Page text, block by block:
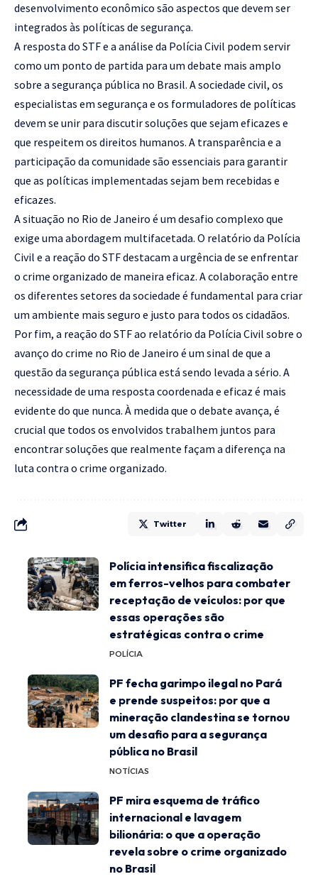
desenvolvimento econômico são aspectos que devem ser
integrados às políticas de segurança.
A resposta do STF e a análise da Polícia Civil podem servir
como um ponto de partida para um debate mais amplo
sobre a segurança pública no Brasil. A sociedade civil, os
especialistas em segurança e os formuladores de políticas
devem se unir para discutir soluções que sejam eficazes e
que respeitem os direitos humanos. A transparência e a
participação da comunidade são essenciais para garantir
que as políticas implementadas sejam bem recebidas e
eficazes.
A situação no Rio de Janeiro é um desafio complexo que
exige uma abordagem multifacetada. O relatório da Polícia
Civil e a reação do STF destacam a urgência de se enfrentar
o crime organizado de maneira eficaz. A colaboração entre
os diferentes setores da sociedade é fundamental para criar
um ambiente mais seguro e justo para todos os cidadãos.
Por fim, a reação do STF ao relatório da Polícia Civil sobre o
avanço do crime no Rio de Janeiro é um sinal de que a
questão da segurança pública está sendo levada a sério. A
necessidade de uma resposta coordenada e eficaz é mais
evidente do que nunca. À medida que o debate avança, é
crucial que todos os envolvidos trabalhem juntos para
encontrar soluções que realmente façam a diferença na
luta contra o crime organizado.
Twitter
Polícia intensifica fiscalização
em ferros-velhos para combater
receptação de veículos: por que
essas operações são
estratégicas contra o crime
POLÍCIA
PF fecha garimpo ilegal no Pará
e prende suspeitos: por que a
mineração clandestina se tornou
um desafio para a segurança
pública no Brasil
NOTÍCIAS
PF mira esquema de tráfico
internacional e lavagem
bilionária: o que a operação
revela sobre o crime organizado
no Brasil